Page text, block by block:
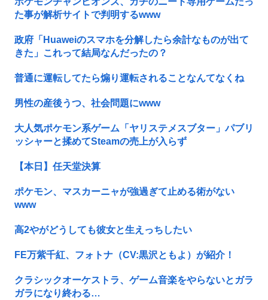
た事が解析サイトで判明するwww
政府「Huaweiのスマホを分解したら余計なものが出て
きた」これって結局なんだったの？
普通に運転してたら煽り運転されることなんてなくね
男性の産後うつ、社会問題にwww
大人気ポケモン系ゲーム「ヤリステメスブター」パブリ
ッシャーと揉めてSteamの売上が入らず
【本日】任天堂決算
ポケモン、マスカーニャが強過ぎて止める術がない
www
高2やがどうしても彼女と生えっちしたい
FE万紫千紅、フォトナ（CV:黒沢ともよ）が紹介！
クラシックオーケストラ、ゲーム音楽をやらないとガラ
ガラになり終わる…